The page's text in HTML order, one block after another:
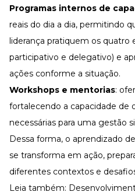
Programas internos de
reais do dia a dia, permitindo
liderança pratiquem os quatro
participativo e delegativo) e
ações conforme a situação.
Workshops e mentorias:
fortalecendo a capacidade de
necessárias para uma gestão
Dessa forma, o aprendizado
se transforma em ação,
diferentes contextos e
Leia também: